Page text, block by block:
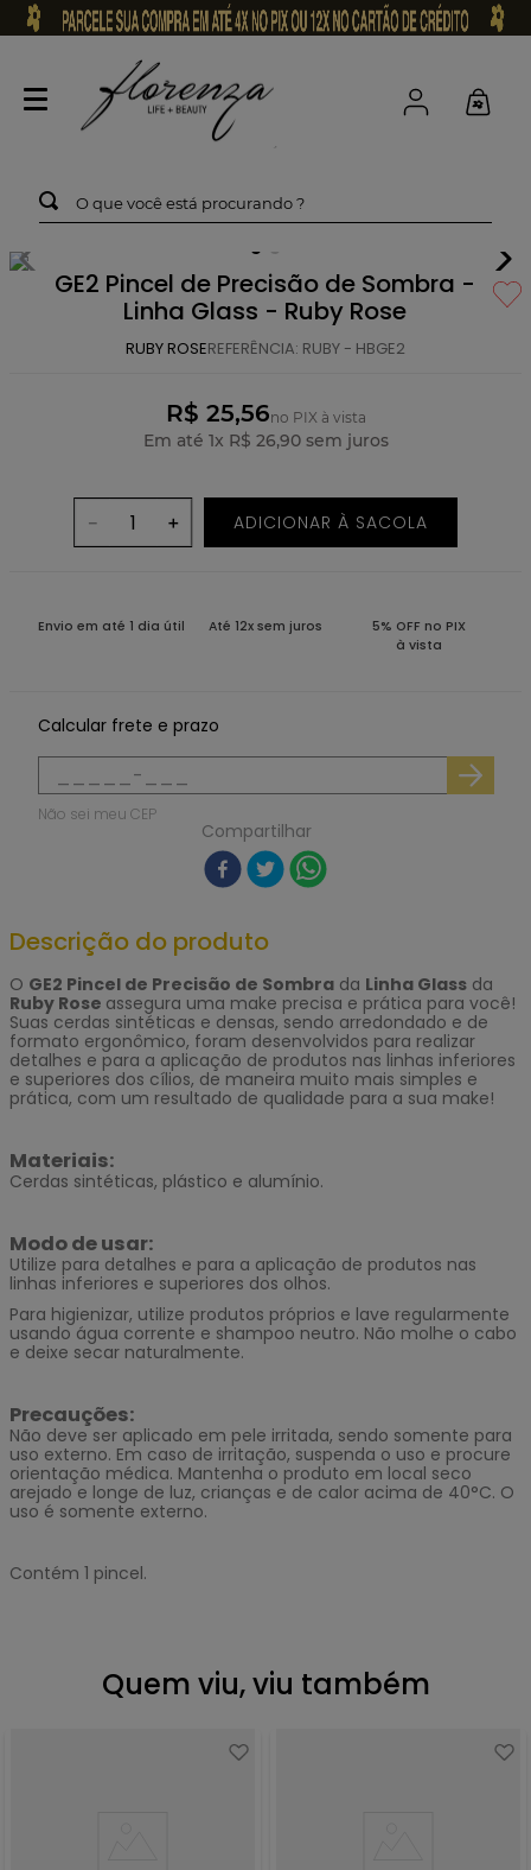
O que você está procurando ?
GE2 Pincel de Precisão de Sombra -
Linha Glass - Ruby Rose
RUBY ROSEREFERÊNCIA: RUBY - HBGE2
R$ 25,56no PIX à vista
Em até 1x R$ 26,90sem juros
＋
－ ADICIONAR À SACOLA
Envio em até 1 dia útil Até 12x sem juros
5% OFF no PIX
à vista
Calcular frete e prazo
Não sei meu CEP
Compartilhar
Descrição do produto
O GE2 Pincel de Precisão de Sombra da Linha Glass da
Ruby Rose assegura uma make precisa e prática para você!
Suas cerdas sintéticas e densas, sendo arredondado e de
formato ergonômico, foram desenvolvidos para realizar
detalhes e para a aplicação de produtos nas linhas inferiores
e superiores dos cílios, de maneira muito mais simples e
prática, com um resultado de qualidade para a sua make!
Materiais:
Cerdas sintéticas, plástico e alumínio.
Modo de usar:
Utilize para detalhes e para a aplicação de produtos nas
linhas inferiores e superiores dos olhos.
Para higienizar, utilize produtos próprios e lave regularmente
usando água corrente e shampoo neutro. Não molhe o cabo
e deixe secar naturalmente.
Precauções:
Não deve ser aplicado em pele irritada, sendo somente para
uso externo. Em caso de irritação, suspenda o uso e procure
orientação médica. Mantenha o produto em local seco
arejado e longe de luz, crianças e de calor acima de 40°C. O
uso é somente externo.
Contém 1 pincel.
Quem viu, viu também